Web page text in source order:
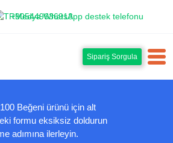
+905449636913
Sipariş Sorgula
Beğeni ürünü için alt
formu eksiksiz doldurun
adımına ilerleyin.